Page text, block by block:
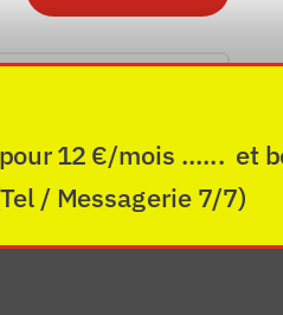
12 €/mois ...... et
/ Messagerie 7/7)